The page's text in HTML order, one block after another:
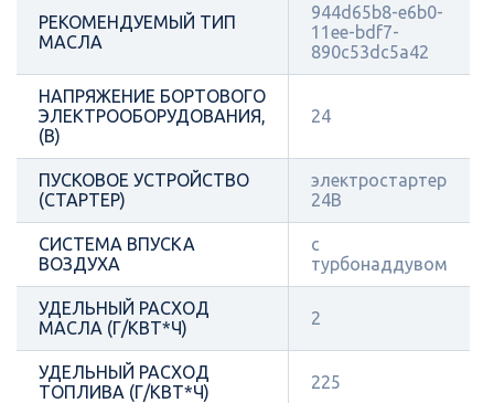
РЕКОМЕНДУЕМЫЙ ТИП
МАСЛА
944d65b8-e6b0-
11ee-bdf7-
890c53dc5a42
НАПРЯЖЕНИЕ БОРТОВОГО
ЭЛЕКТРООБОРУДОВАНИЯ,
(В)
24
ПУСКОВОЕ УСТРОЙСТВО
(СТАРТЕР)
электростартер
24В
СИСТЕМА ВПУСКА
ВОЗДУХА
с
турбонаддувом
УДЕЛЬНЫЙ РАСХОД
МАСЛА (Г/КВТ*Ч)
2
УДЕЛЬНЫЙ РАСХОД
ТОПЛИВА (Г/КВТ*Ч)
225